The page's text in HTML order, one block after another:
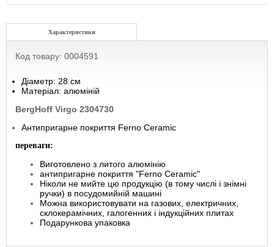
Характеристики
Код товару: 0004591
Діаметр: 28 см
Матеріал: алюміній
BergHoff Virgo 2304730
Антипригарне покриття Ferno Ceramic
переваги:
Виготовлено з литого алюмінію
антипригарне покриття "Ferno Ceramic"
Ніколи не мийте цю продукцію (в тому числі і знімні
ручки) в посудомийній машині
Можна використовувати на газових, електричних,
склокерамічних, галогенних і індукційних плитах
Подарункова упаковка